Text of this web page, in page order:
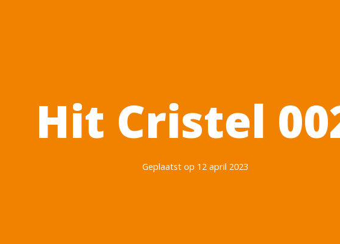
Hit Cristel
Geplaatst op 12 april 2023